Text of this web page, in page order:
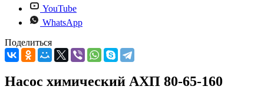
YouTube
WhatsApp
Поделиться
Насос химический АХП 80-65-160